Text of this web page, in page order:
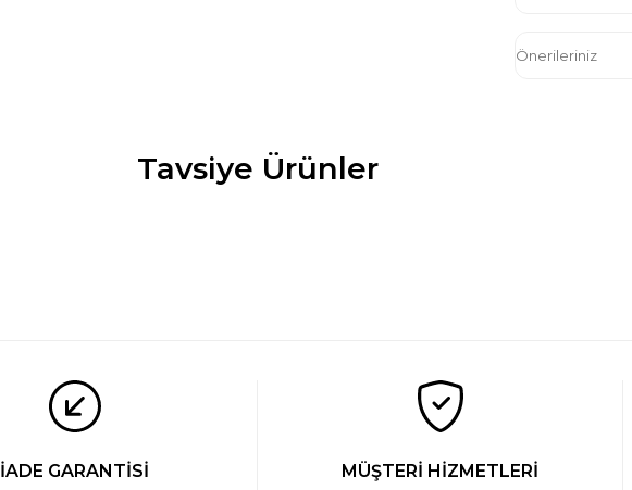
Önerileriniz
Tavsiye Ürünler
İADE GARANTİSİ MÜŞTERİ HİZMETLERİ